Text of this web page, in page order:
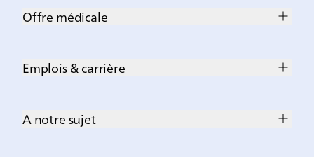
Offre médicale
Emplois & carrière
A notre sujet